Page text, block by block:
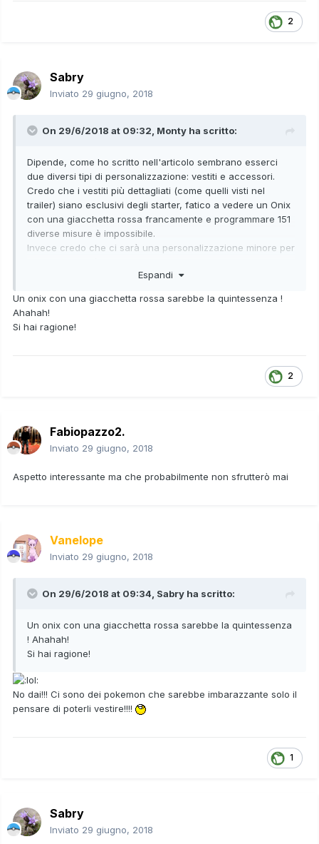
2
Sabry
Inviato 29 giugno, 2018
On 29/6/2018 at 09:32, Monty ha scritto:
Dipende, come ho scritto nell'articolo sembrano esserci
due diversi tipi di personalizzazione: vestiti e accessori.
Credo che i vestiti più dettagliati (come quelli visti nel
trailer) siano esclusivi degli starter, fatico a vedere un Onix
con una giacchetta rossa francamente e programmare 151
diverse misure è impossibile.
Invece credo che ci sarà una personalizzazione minore per
legato a una feature simile al Poké Relax di settima o il
Espandi
Un onix con una giacchetta rossa sarebbe la quintessenza !
Ahahah!
Si hai ragione!
2
Fabiopazzo2.
Inviato 29 giugno, 2018
Aspetto interessante ma che probabilmente non sfrutterò mai
Vanelope
Inviato 29 giugno, 2018
On 29/6/2018 at 09:34, Sabry ha scritto:
Un onix con una giacchetta rossa sarebbe la quintessenza
! Ahahah!
Si hai ragione!
No dai!!! Ci sono dei pokemon che sarebbe imbarazzante solo il
pensare di poterli vestire!!!!
1
Sabry
Inviato 29 giugno, 2018